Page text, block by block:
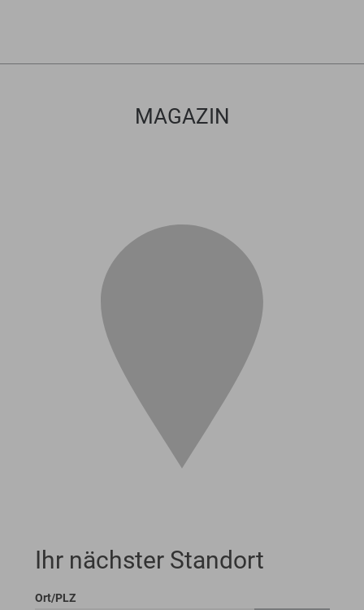
MAGAZIN
Ihr nächster Standort
Ort/PLZ